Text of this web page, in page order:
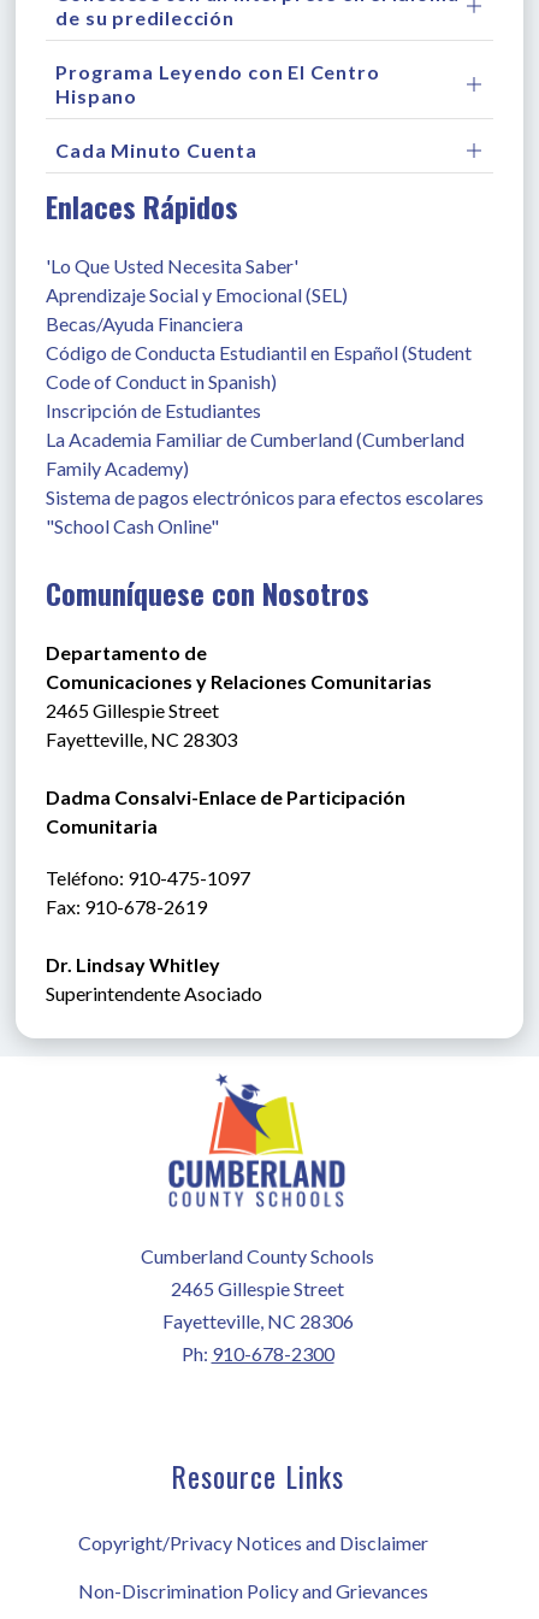
de su predilección
Programa Leyendo con El Centro
Hispano
Cada Minuto Cuenta
Enlaces Rápidos
'Lo Que Usted Necesita Saber'
Aprendizaje Social y Emocional (SEL)
Becas/Ayuda Financiera
Código de Conducta Estudiantil en Español (Student
Code of Conduct in Spanish)
Inscripción de Estudiantes
La Academia Familiar de Cumberland (Cumberland
Family Academy)
Sistema de pagos electrónicos para efectos escolares
"School Cash Online"
Comuníquese con Nosotros
Departamento de
Comunicaciones y Relaciones Comunitarias
2465 Gillespie Street
Fayetteville, NC 28303
Dadma Consalvi-Enlace de Participación
Comunitaria
Teléfono: 910-475-1097
Fax: 910-678-2619
Dr. Lindsay Whitley
Superintendente Asociado
Cumberland County Schools
2465 Gillespie Street
Fayetteville, NC 28306
Ph: 910-678-2300
Resource Links
Copyright/Privacy Notices and Disclaimer
Non-Discrimination Policy and Grievances